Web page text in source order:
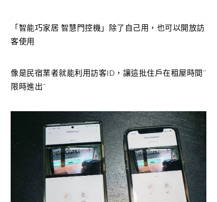
「智能巧家居 智慧門控機」除了自己用，也可以開放訪
客使用
像是民宿業者就能利用訪客ID，讓這批住戶在租屋時間”
限時進出”